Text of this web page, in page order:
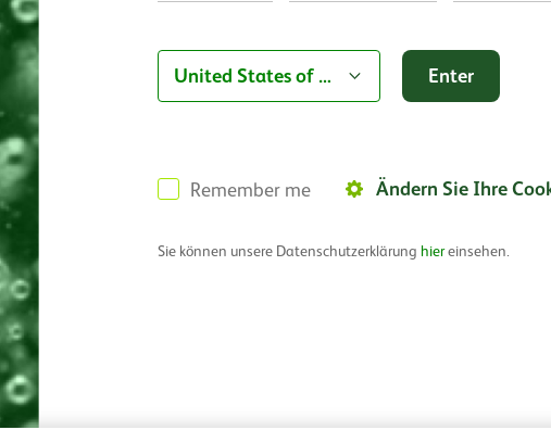
Land United States of America
Remember me Ändern Sie Ihre
Sie können unsere Datenschutzerklärung hiereinsehen.